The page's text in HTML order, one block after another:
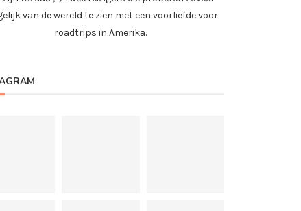
van de wereld te zien met een voorliefde voor
roadtrips in Amerika.